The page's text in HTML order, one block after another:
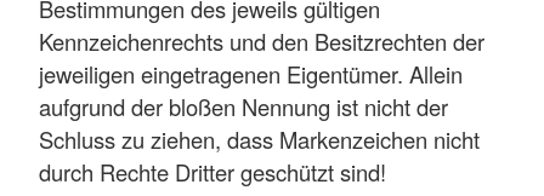
Bestimmungen des jeweils gültigen
Kennzeichenrechts und den Besitzrechten der
jeweiligen eingetragenen Eigentümer. Allein
aufgrund der bloßen Nennung ist nicht der
Schluss zu ziehen, dass Markenzeichen nicht
durch Rechte Dritter geschützt sind!